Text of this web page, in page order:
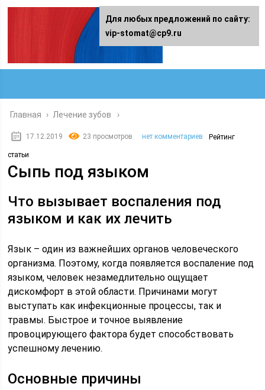
Главная › Лечение зубов
17.12.2019 23 просмотров нет комментариев Рейтинг
статьи
Сыпь под языком
Что вызывает воспаления под
языком и как их лечить
Язык – один из важнейших органов человеческого
организма. Поэтому, когда появляется воспаление под
языком, человек незамедлительно ощущает
дискомфорт в этой области. Причинами могут
выступать как инфекционные процессы, так и
травмы. Быстрое и точное выявление
провоцирующего фактора будет способствовать
успешному лечению.
Основные причины
Для любых предложений по сайту:
vip-stomat@cp9.ru